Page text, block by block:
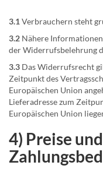
3.1 Verbrauchern steht
3.2 Nähere
der Widerrufsbelehrung
3.3 Das Widerrufsrecht
Zeitpunkt des
Europäischen Union
Lieferadresse zum
Europäischen Union
4) Preise und